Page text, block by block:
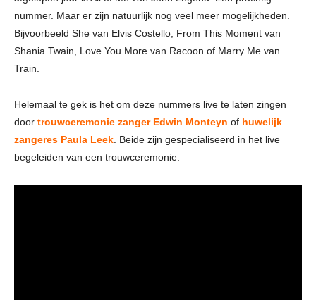
nummer. Maar er zijn natuurlijk nog veel meer mogelijkheden.
Bijvoorbeeld She van Elvis Costello, From This Moment van
Shania Twain, Love You More van Racoon of Marry Me van
Train.
Helemaal te gek is het om deze nummers live te laten zingen
door trouwceremonie zanger Edwin Monteyn of huwelijk
zangeres Paula Leek . Beide zijn gespecialiseerd in het live
begeleiden van een trouwceremonie.